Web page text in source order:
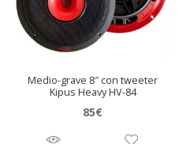
Medio-grave 8″ con tweeter
Kipus Heavy HV-84
85€